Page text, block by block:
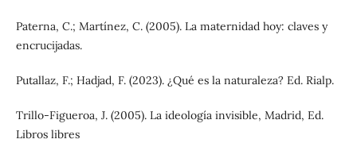
Paterna, C.; Martínez, C. (2005). La maternidad hoy: claves y
encrucijadas.
Putallaz, F.; Hadjad, F. (2023). ¿Qué es la naturaleza? Ed. Rialp.
Trillo-Figueroa, J. (2005). La ideología invisible, Madrid, Ed.
Libros libres